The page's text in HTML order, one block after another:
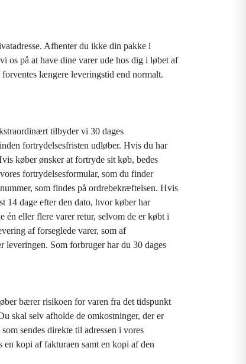
Afhenter du ikke din pakke i
os på at have dine varer ude hos dig i løbet af
længere leveringstid end normalt.
tilbyder vi 30 dages
fortrydelsesfristen udløber. Hvis du har
køber ønsker at fortryde sit køb, bedes
fortrydelsesformular, som du finder
som findes på ordrebekræftelsen. Hvis
14 dage efter den dato, hvor køber har
én eller flere varer retur, selvom de er købt i
af forseglede varer, som af
leveringen. Som forbruger har du 30 dages
bærer risikoen for varen fra det tidspunkt
skal selv afholde de omkostninger, der er
sendes direkte til adressen i vores
kopi af fakturaen samt en kopi af den